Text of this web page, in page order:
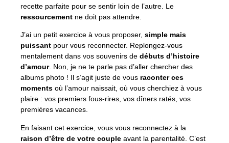
recette parfaite pour se sentir loin de l’autre. Le
ressourcement ne doit pas attendre.
J’ai un petit exercice à vous proposer, simple mais
puissant pour vous reconnecter. Replongez-vous
mentalement dans vos souvenirs de débuts d’histoire
d’amour. Non, je ne te parle pas d’aller chercher des
albums photo ! Il s’agit juste de vous raconter ces
moments où l’amour naissait, où vous cherchiez à vous
plaire : vos premiers fous-rires, vos dîners ratés, vos
premières vacances.
En faisant cet exercice, vous vous reconnectez à la
raison d’être de votre couple avant la parentalité. C’est